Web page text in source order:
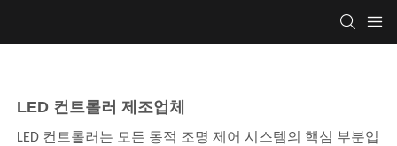
LED 컨트롤러 제조업체
LED 컨트롤러는 모든 동적 조명 제어 시스템의 핵심 부분입